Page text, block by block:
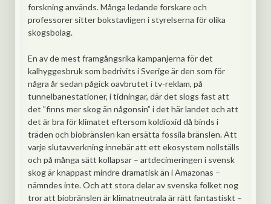
forskning används. Många ledande forskare och
professorer sitter bokstavligen i styrelserna för olika
skogsbolag.
En av de mest framgångsrika kampanjerna för det
kalhyggesbruk som bedrivits i Sverige är den som för
några år sedan pågick oavbrutet i tv-reklam, på
tunnelbane­stationer, i tidningar, där det slogs fast att
det ”finns mer skog än någonsin” i det här landet och att
det är bra för klimatet eftersom koldioxid då binds i
träden och biobränslen kan ersätta fossila bränslen. Att
varje slutavverkning innebär att ett ekosystem nollställs
och på många sätt kollapsar – artdecimeringen i svensk
skog är knappast mindre dramatisk än i Amazonas –
nämndes inte. Och att stora delar av svenska folket nog
tror att biobränslen är klimatneutrala är rätt fantastiskt –